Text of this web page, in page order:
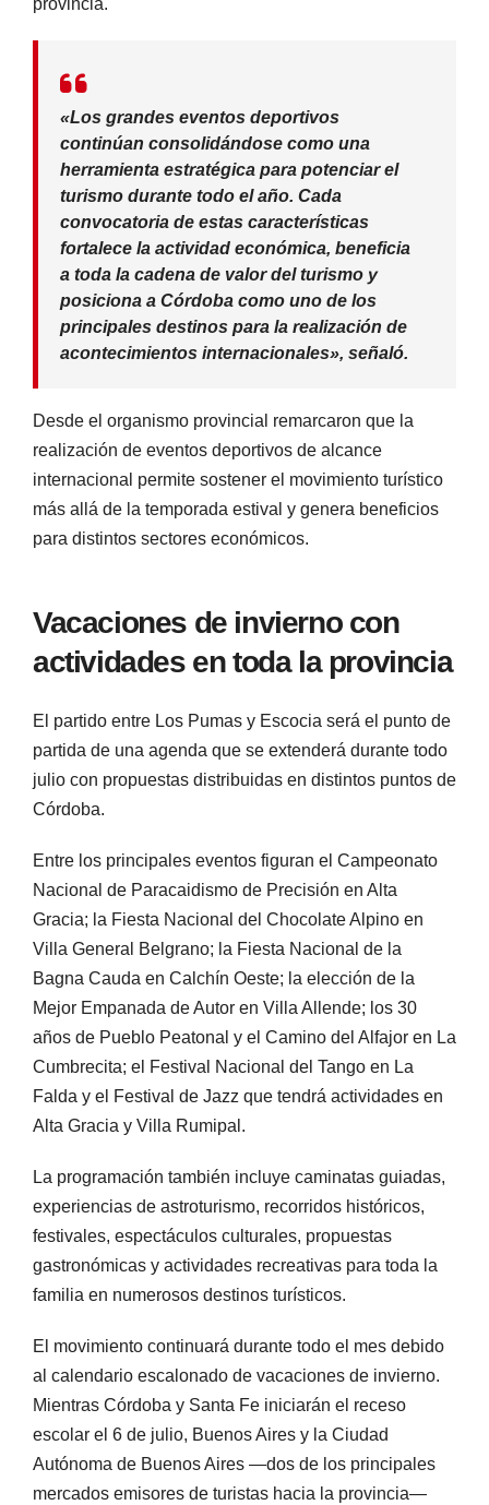
«Los grandes eventos deportivos
continúan consolidándose como una
herramienta estratégica para potenciar el
turismo durante todo el año. Cada
convocatoria de estas características
fortalece la actividad económica, beneficia
a toda la cadena de valor del turismo y
posiciona a Córdoba como uno de los
principales destinos para la realización de
acontecimientos internacionales», señaló.
Desde el organismo provincial remarcaron que la
realización de eventos deportivos de alcance
internacional permite sostener el movimiento turístico
más allá de la temporada estival y genera beneficios
para distintos sectores económicos.
Vacaciones de invierno con
actividades en toda la provincia
El partido entre Los Pumas y Escocia será el punto de
partida de una agenda que se extenderá durante todo
julio con propuestas distribuidas en distintos puntos de
Córdoba.
Entre los principales eventos figuran el Campeonato
Nacional de Paracaidismo de Precisión en Alta
Gracia; la Fiesta Nacional del Chocolate Alpino en
Villa General Belgrano; la Fiesta Nacional de la
Bagna Cauda en Calchín Oeste; la elección de la
Mejor Empanada de Autor en Villa Allende; los 30
años de Pueblo Peatonal y el Camino del Alfajor en La
Cumbrecita; el Festival Nacional del Tango en La
Falda y el Festival de Jazz que tendrá actividades en
Alta Gracia y Villa Rumipal.
La programación también incluye caminatas guiadas,
experiencias de astroturismo, recorridos históricos,
festivales, espectáculos culturales, propuestas
gastronómicas y actividades recreativas para toda la
familia en numerosos destinos turísticos.
El movimiento continuará durante todo el mes debido
al calendario escalonado de vacaciones de invierno.
Mientras Córdoba y Santa Fe iniciarán el receso
escolar el 6 de julio, Buenos Aires y la Ciudad
Autónoma de Buenos Aires —dos de los principales
mercados emisores de turistas hacia la provincia—